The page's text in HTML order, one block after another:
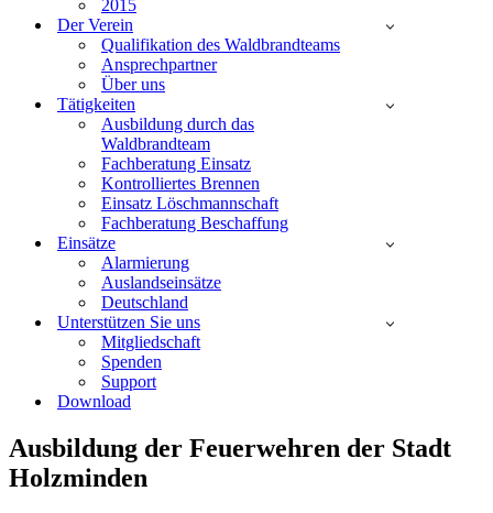
2015
Der Verein
Qualifikation des Waldbrandteams
Ansprechpartner
Über uns
Tätigkeiten
Ausbildung durch das
Waldbrandteam
Fachberatung Einsatz
Kontrolliertes Brennen
Einsatz Löschmannschaft
Fachberatung Beschaffung
Einsätze
Alarmierung
Auslandseinsätze
Deutschland
Unterstützen Sie uns
Mitgliedschaft
Spenden
Support
Download
Ausbildung der Feuerwehren der Stadt
Holzminden